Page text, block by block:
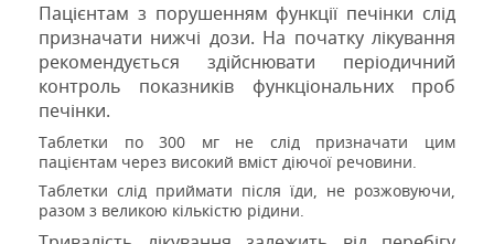
Пацієнтам з порушенням функції печінки слід
призначати нижчі дози. На початку лікування
рекомендується здійснювати періодичний
контроль показників функціональних проб
печінки.
Таблетки по 300 мг не слід призначати цим
пацієнтам через високий вміст діючої речовини.
Таблетки слід приймати після їди, не розжовуючи,
разом з великою кількістю рідини.